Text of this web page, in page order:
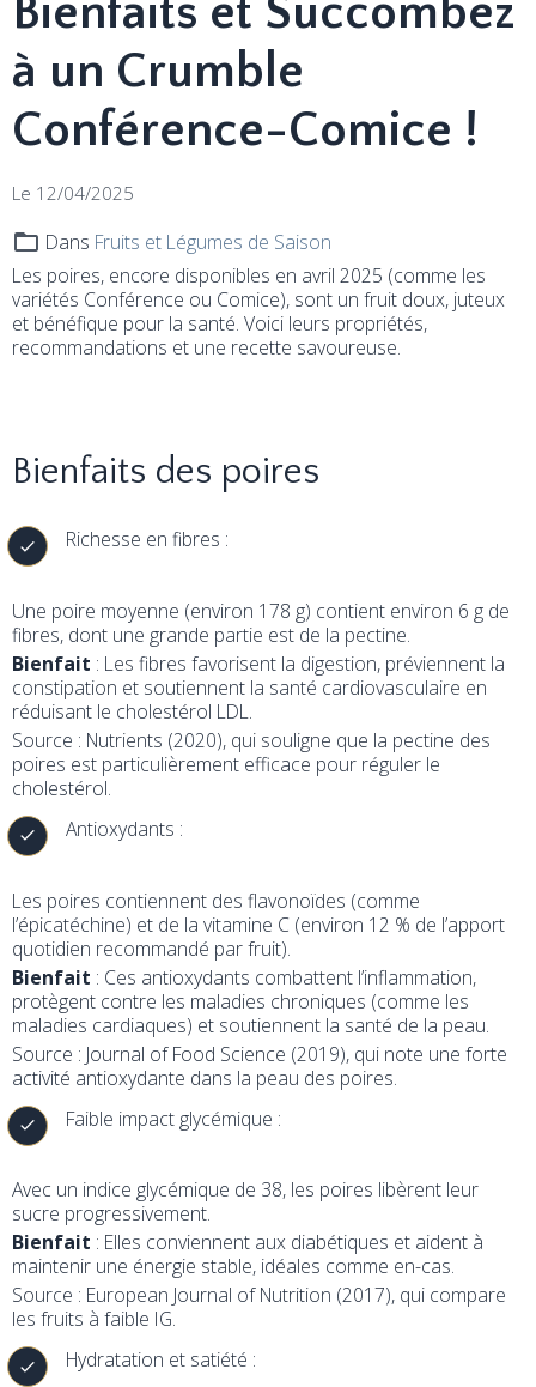
Bienfaits et Succombez
à un Crumble
Conférence-Comice !
Le 12/04/2025
Dans Fruits et Légumes de Saison
Les poires, encore disponibles en avril 2025 (comme les
variétés Conférence ou Comice), sont un fruit doux, juteux
et bénéfique pour la santé. Voici leurs propriétés,
recommandations et une recette savoureuse.
Bienfaits des poires
Richesse en fibres :
Une poire moyenne (environ 178 g) contient environ 6 g de
fibres, dont une grande partie est de la pectine.
Bienfait : Les fibres favorisent la digestion, préviennent la
constipation et soutiennent la santé cardiovasculaire en
réduisant le cholestérol LDL.
Source : Nutrients (2020), qui souligne que la pectine des
poires est particulièrement efficace pour réguler le
cholestérol.
Antioxydants :
Les poires contiennent des flavonoïdes (comme
l’épicatéchine) et de la vitamine C (environ 12 % de l’apport
quotidien recommandé par fruit).
Bienfait : Ces antioxydants combattent l’inflammation,
protègent contre les maladies chroniques (comme les
maladies cardiaques) et soutiennent la santé de la peau.
Source : Journal of Food Science (2019), qui note une forte
activité antioxydante dans la peau des poires.
Faible impact glycémique :
Avec un indice glycémique de 38, les poires libèrent leur
sucre progressivement.
Bienfait : Elles conviennent aux diabétiques et aident à
maintenir une énergie stable, idéales comme en-cas.
Source : European Journal of Nutrition (2017), qui compare
les fruits à faible IG.
Hydratation et satiété :